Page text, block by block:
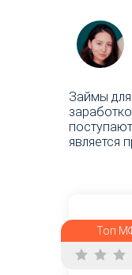
Займы
является
Топ